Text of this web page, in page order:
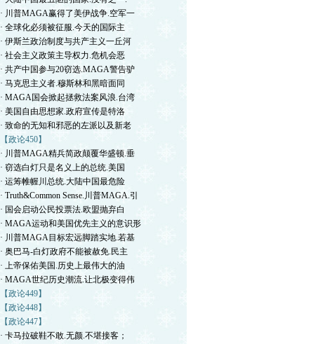
· 川普MAGA赢得了美伊战争.空军一
· 全球化必须被征服.今天的国际主
· 伊斯兰政治制度与共产主义一丘河
· 社会主义政策主导权力.危机会恶
· 共产中国参与20窃选.MAGA警告驴
· 马克思主义者.穆斯林和黑暗面同
· MAGA国会掀起拯救法案风浪.台湾
· 美国自由思想家.政府宣传是特洛
· 致命的无知和邪恶的左派以及新老
【政论450】
· 川普MAGA精兵简政颠覆华盛顿.垂
· 窃选白灯只是名义上的总统.美国
· 运筹帷幄川总统.大陆中国最危险
· Truth&Common Sense.川普MAGA.引
· 国会启动公民投票法.欧盟抛弃白
· MAGA运动和美国优先主义的意识形
· 川普MAGA目标宏远脚踏实地.若基
· 奥巴马-白灯政府不能被赦免.民主
· 上帝保佑美国.历史上最伟大的油
· MAGA世纪历史潮流.让北极变得伟
【政论449】
【政论448】
【政论447】
· 卡马拉破鞋不敢.无颜.不堪接客；